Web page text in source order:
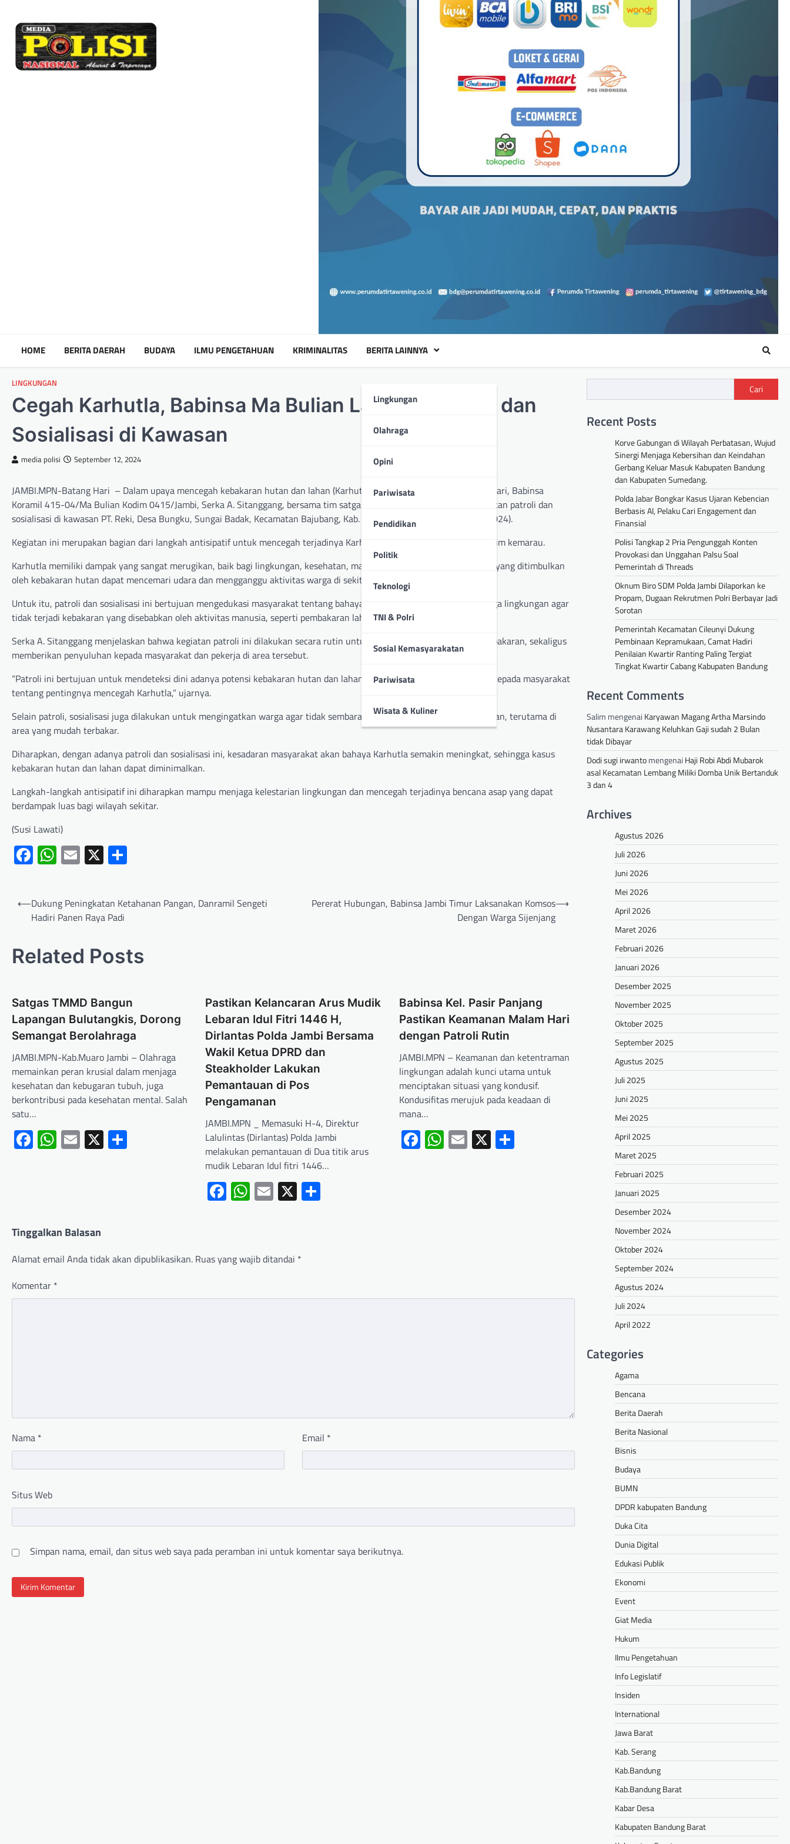
HOME BERITA DAERAH BUDAYA ILMU PENGETAHUAN KRIMINALITAS BERITA LAINNYA
Lingkungan
Olahraga
Opini
Pariwisata
Pendidikan
Politik
Teknologi
TNI & Polri
Sosial Kemasyarakatan
Pariwisata
Wisata & Kuliner
LINGKUNGAN
Cegah Karhutla, Babinsa Ma Bulian Lakukan Patroli dan
Sosialisasi di Kawasan
media polisi September 12, 2024
JAMBI.MPN-Batang Hari – Dalam upaya mencegah kebakaran hutan dan lahan (Karhutla) di wilayah Kabupaten Batanghari, Babinsa
Koramil 415-04/Ma Bulian Kodim 0415/Jambi, Serka A. Sitanggang, bersama tim satgas dari Pos 48 PT. Reki, melaksanakan patroli dan
sosialisasi di kawasan PT. Reki, Desa Bungku, Sungai Badak, Kecamatan Bajubang, Kab. Batanghari, pada Rabu (11/09/2024).
Kegiatan ini merupakan bagian dari langkah antisipatif untuk mencegah terjadinya Karhutla yang kerap terjadi pada musim kemarau.
Karhutla memiliki dampak yang sangat merugikan, baik bagi lingkungan, kesehatan, maupun ekonomi masyarakat. Asap yang ditimbulkan
oleh kebakaran hutan dapat mencemari udara dan mengganggu aktivitas warga di sekitar lokasi kebakaran.
Untuk itu, patroli dan sosialisasi ini bertujuan mengedukasi masyarakat tentang bahaya Karhutla dan pentingnya menjaga lingkungan agar
tidak terjadi kebakaran yang disebabkan oleh aktivitas manusia, seperti pembakaran lahan.
Serka A. Sitanggang menjelaskan bahwa kegiatan patroli ini dilakukan secara rutin untuk memantau kawasan rawan kebakaran, sekaligus
memberikan penyuluhan kepada masyarakat dan pekerja di area tersebut.
“Patroli ini bertujuan untuk mendeteksi dini adanya potensi kebakaran hutan dan lahan serta memberikan pemahaman kepada masyarakat
tentang pentingnya mencegah Karhutla,” ujarnya.
Selain patroli, sosialisasi juga dilakukan untuk mengingatkan warga agar tidak sembarangan melakukan pembakaran lahan, terutama di
area yang mudah terbakar.
Diharapkan, dengan adanya patroli dan sosialisasi ini, kesadaran masyarakat akan bahaya Karhutla semakin meningkat, sehingga kasus
kebakaran hutan dan lahan dapat diminimalkan.
Langkah-langkah antisipatif ini diharapkan mampu menjaga kelestarian lingkungan dan mencegah terjadinya bencana asap yang dapat
berdampak luas bagi wilayah sekitar.
(Susi Lawati)
Facebook
WhatsApp
Email
X
⟵Dukung Peningkatan Ketahanan Pangan, Danramil Sengeti
Hadiri Panen Raya Padi
Pererat Hubungan, Babinsa Jambi Timur Laksanakan Komsos
Dengan Warga Sijenjang
⟶
Related Posts
Satgas TMMD Bangun
Lapangan Bulutangkis, Dorong
Semangat Berolahraga
JAMBI.MPN-Kab.Muaro Jambi – Olahraga
memainkan peran krusial dalam menjaga
kesehatan dan kebugaran tubuh, juga
berkontribusi pada kesehatan mental. Salah
satu…
Facebook
WhatsApp
Email
X
Pastikan Kelancaran Arus Mudik
Lebaran Idul Fitri 1446 H,
Dirlantas Polda Jambi Bersama
Wakil Ketua DPRD dan
Steakholder Lakukan
Pemantauan di Pos
Pengamanan
JAMBI.MPN _ Memasuki H-4, Direktur
Lalulintas (Dirlantas) Polda Jambi
melakukan pemantauan di Dua titik arus
mudik Lebaran Idul fitri 1446…
Facebook
WhatsApp
Email
X
Babinsa Kel. Pasir Panjang
Pastikan Keamanan Malam Hari
dengan Patroli Rutin
JAMBI.MPN – Keamanan dan ketentraman
lingkungan adalah kunci utama untuk
menciptakan situasi yang kondusif.
Kondusifitas merujuk pada keadaan di
mana…
Facebook
WhatsApp
Email
X Share
Tinggalkan Balasan
Alamat email Anda tidak akan dipublikasikan. Ruas yang wajib ditandai *
Komentar *
Nama * Email *
Situs Web
Simpan nama, email, dan situs web saya pada peramban ini untuk komentar saya berikutnya.
Cari
Recent Posts
Korve Gabungan di Wilayah Perbatasan, Wujud
Sinergi Menjaga Kebersihan dan Keindahan
Gerbang Keluar Masuk Kabupaten Bandung
dan Kabupaten Sumedang.
Polda Jabar Bongkar Kasus Ujaran Kebencian
Berbasis AI, Pelaku Cari Engagement dan
Finansial
Polisi Tangkap 2 Pria Pengunggah Konten
Provokasi dan Unggahan Palsu Soal
Pemerintah di Threads
Oknum Biro SDM Polda Jambi Dilaporkan ke
Propam, Dugaan Rekrutmen Polri Berbayar Jadi
Sorotan
Pemerintah Kecamatan Cileunyi Dukung
Pembinaan Kepramukaan, Camat Hadiri
Penilaian Kwartir Ranting Paling Tergiat
Tingkat Kwartir Cabang Kabupaten Bandung
Recent Comments
Salim mengenai Karyawan Magang Artha Marsindo
Nusantara Karawang Keluhkan Gaji sudah 2 Bulan
tidak Dibayar
Dodi sugi irwantomengenai Haji Robi Abdi Mubarok
asal Kecamatan Lembang Miliki Domba Unik Bertanduk
3 dan 4
Archives
Agustus 2026
Juli 2026
Juni 2026
Mei 2026
April 2026
Maret 2026
Februari 2026
Januari 2026
Desember 2025
November 2025
Oktober 2025
September 2025
Agustus 2025
Juli 2025
Juni 2025
Mei 2025
April 2025
Maret 2025
Februari 2025
Januari 2025
Desember 2024
November 2024
Oktober 2024
September 2024
Agustus 2024
Juli 2024
April 2022
Categories
Agama
Bencana
Berita Daerah
Berita Nasional
Bisnis
Budaya
BUMN
DPDR kabupaten Bandung
Duka Cita
Dunia Digital
Edukasi Publik
Ekonomi
Event
Giat Media
Hukum
Ilmu Pengetahuan
Info Legislatif
Insiden
International
Jawa Barat
Kab. Serang
Kab.Bandung
Kab.Bandung Barat
Kabar Desa
Kabupaten Bandung Barat